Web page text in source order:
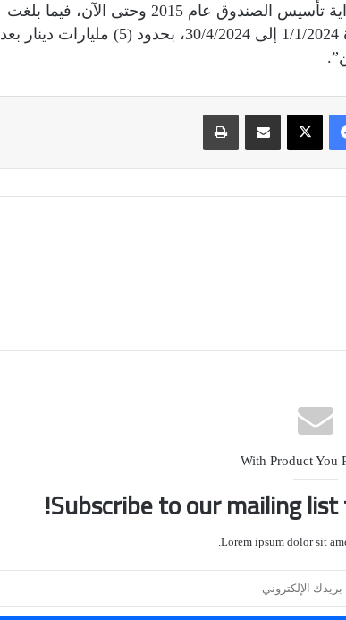
وأكدت أنه “تم استرداد (90) مليار دينار منذ بداية تأسيس الصندوق عام 2015 وحتى الآن، فيما بلغت
الأموال المستردة خلال العام الحالي من المدة 1/1/2024 إلى 30/4/2024‏، بحدود (5) مليارات دينار بعد
فيسبوك X مشاركة عبر البريد طباعة
With Product You
Subscribe to our mailing
Lorem ipsum dolor sit